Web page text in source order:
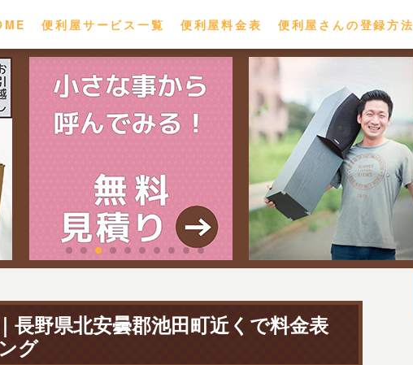
便利屋サービス一覧 便利屋料金表 便利屋さんの登録方法
長野県北安曇郡池田町近くで料金表
グ